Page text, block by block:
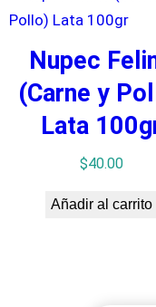
Nupec
(Carne y
Lata
$40.00
Añadir al carrito